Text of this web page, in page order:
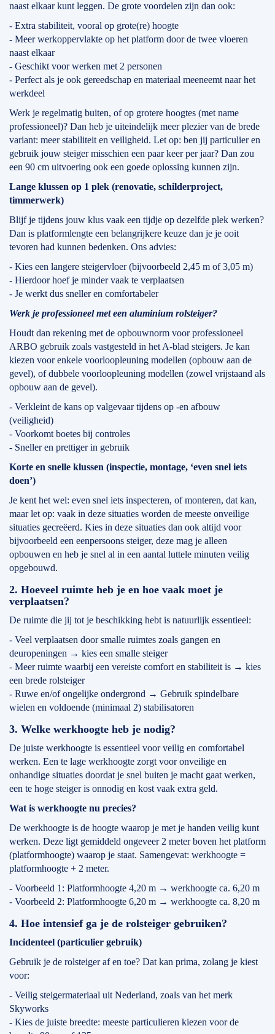
naast elkaar kunt leggen. De grote voordelen zijn dan ook:
- Extra stabiliteit, vooral op grote(re) hoogte
- Meer werkoppervlakte op het platform door de twee vloeren
naast elkaar
- Geschikt voor werken met 2 personen
- Perfect als je ook gereedschap en materiaal meeneemt naar het
werkdeel
Werk je regelmatig buiten, of op grotere hoogtes (met name
professioneel)? Dan heb je uiteindelijk meer plezier van de brede
variant: meer stabiliteit en veiligheid. Let op: ben jij particulier en
gebruik jouw steiger misschien een paar keer per jaar? Dan zou
een 90 cm uitvoering ook een goede oplossing kunnen zijn.
Lange klussen op 1 plek (renovatie, schilderproject,
timmerwerk)
Blijf je tijdens jouw klus vaak een tijdje op dezelfde plek werken?
Dan is platformlengte een belangrijkere keuze dan je je ooit
tevoren had kunnen bedenken. Ons advies:
- Kies een langere steigervloer (bijvoorbeeld 2,45 m of 3,05 m)
- Hierdoor hoef je minder vaak te verplaatsen
- Je werkt dus sneller en comfortabeler
Werk je professioneel met een aluminium rolsteiger?
Houdt dan rekening met de opbouwnorm voor professioneel
ARBO gebruik zoals vastgesteld in het A-blad steigers. Je kan
kiezen voor enkele voorloopleuning modellen (opbouw aan de
gevel), of dubbele voorloopleuning modellen (zowel vrijstaand als
opbouw aan de gevel).
- Verkleint de kans op valgevaar tijdens op -en afbouw
(veiligheid)
- Voorkomt boetes bij controles
- Sneller en prettiger in gebruik
Korte en snelle klussen (inspectie, montage, ‘even snel iets
doen’)
Je kent het wel: even snel iets inspecteren, of monteren, dat kan,
maar let op: vaak in deze situaties worden de meeste onveilige
situaties gecreëerd. Kies in deze situaties dan ook altijd voor
bijvoorbeeld een eenpersoons steiger, deze mag je alleen
opbouwen en heb je snel al in een aantal luttele minuten veilig
opgebouwd.
2. Hoeveel ruimte heb je en hoe vaak moet je
verplaatsen?
De ruimte die jij tot je beschikking hebt is natuurlijk essentieel:
- Veel verplaatsen door smalle ruimtes zoals gangen en
deuropeningen → kies een smalle steiger
- Meer ruimte waarbij een vereiste comfort en stabiliteit is → kies
een brede rolsteiger
- Ruwe en/of ongelijke ondergrond → Gebruik spindelbare
wielen en voldoende (minimaal 2) stabilisatoren
3. Welke werkhoogte heb je nodig?
De juiste werkhoogte is essentieel voor veilig en comfortabel
werken. Een te lage werkhoogte zorgt voor onveilige en
onhandige situaties doordat je snel buiten je macht gaat werken,
een te hoge steiger is onnodig en kost vaak extra geld.
Wat is werkhoogte nu precies?
De werkhoogte is de hoogte waarop je met je handen veilig kunt
werken. Deze ligt gemiddeld ongeveer 2 meter boven het platform
(platformhoogte) waarop je staat. Samengevat: werkhoogte =
platformhoogte + 2 meter.
- Voorbeeld 1: Platformhoogte 4,20 m → werkhoogte ca. 6,20 m
- Voorbeeld 2: Platformhoogte 6,20 m → werkhoogte ca. 8,20 m
4. Hoe intensief ga je de rolsteiger gebruiken?
Incidenteel (particulier gebruik)
Gebruik je de rolsteiger af en toe? Dat kan prima, zolang je kiest
voor:
- Veilig steigermateriaal uit Nederland, zoals van het merk
Skyworks
- Kies de juiste breedte: meeste particulieren kiezen voor de